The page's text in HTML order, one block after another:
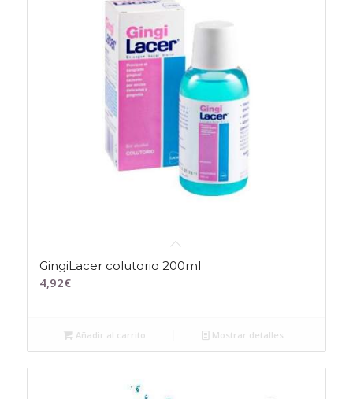
GingiLacer colutorio 200ml
4,92€
Añadir al carrito Mostrar detalles